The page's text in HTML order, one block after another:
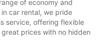
of economy and
car rental, we pride
service, offering flexible
prices with no hidden